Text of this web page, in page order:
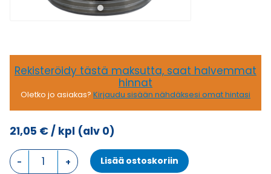
Rekisteröidy tästä maksutta, saat halvemmat
hinnat
Oletko jo asiakas? Kirjaudu sisään nähdäksesi omat hintasi
21,05 €/ kpl (alv 0)
HSK-
M-
Lisää ostoskoriin